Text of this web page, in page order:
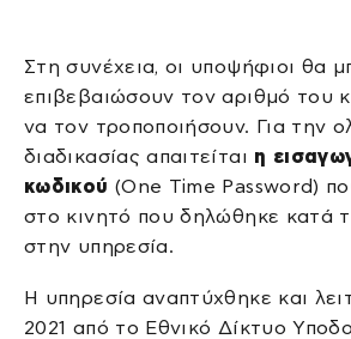
Στη συνέχεια, οι υποψήφιοι θα
επιβεβαιώσουν τον αριθμό του
να τον τροποποιήσουν. Για την
διαδικασίας απαιτείται η
κωδικού (One Time Password)
στο κινητό που δηλώθηκε κατά
στην υπηρεσία.
Η υπηρεσία αναπτύχθηκε και
2021 από το Εθνικό Δίκτυο